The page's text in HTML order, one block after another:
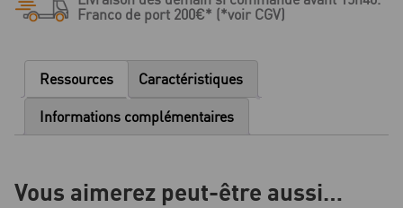
-
pour
analogue
d'implant
CFAO
R
Franco de port 200€* (*voir CGV)
Ressources Caractéristiques
Informations complémentaires
Vous aimerez peut-être aussi…